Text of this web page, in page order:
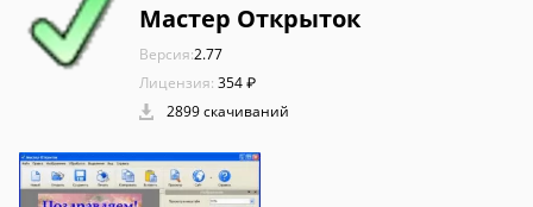
Мастер Открыток
Версия:2.77
Лицензия: 354 ₽
2899 скачиваний